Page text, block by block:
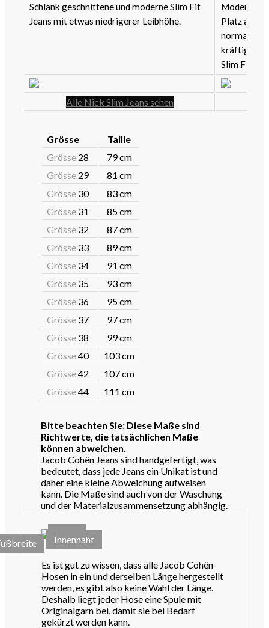
Schlank geschnittene und moderne Slim Fit
Jeans mit etwas niedrigerer Leibhöhe.
Moderne
Platz an
normalen
kräftigen
Slim Fit
Alle Nick Slim Jeans sehen
Grösse
Taille
Grösse 28
79 cm
Grösse 29
81 cm
Grösse 30
83 cm
Grösse 31
85 cm
Grösse 32
87 cm
Grösse 33
89 cm
Grösse 34
91 cm
Grösse 35
93 cm
Grösse 36
95 cm
Grösse 37
97 cm
Grösse 38
99 cm
Grösse40
103 cm
Grösse42
107 cm
Grösse44 111 cm
Bitte beachten Sie: Diese Maße sind
Richtwerte, die tatsächlichen Maße
können abweichen.
Jacob Cohën Jeans sind handgefertigt, was
bedeutet, dass jede Jeans ein Unikat ist und
daher eine kleine Abweichung aufweisen
kann. Die Maße sind auch von der Waschung
und der Materialzusammensetzung abhängig.
Innennaht
Es ist gut zu wissen, dass alle Jacob Cohën-
Hosen in ein und derselben Länge hergestellt
werden, es gibt also keine Wahl der Länge.
Deshalb liegt jeder Hose eine Spule mit
Originalgarn bei, damit sie bei Bedarf
gekürzt werden kann.